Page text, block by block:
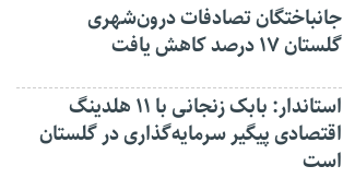
جانباختگان تصادفات درون‌شهری
گلستان ۱۷ درصد کاهش یافت
استاندار: بابک زنجانی با ۱۱ هلدینگ
اقتصادی پیگیر سرمایه‌گذاری در گلستان
است